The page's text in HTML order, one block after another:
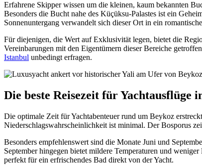
Erfahrene Skipper wissen um die kleinen, kaum bekannten
Besonders die Bucht nahe des Küçüksu-Palastes ist ein
Sonnenuntergang verwandelt sich dieser Ort in ein
Für diejenigen, die Wert auf Exklusivität legen, bietet die
Vereinbarungen mit den Eigentümern dieser Bereiche
Istanbul unbedingt erfragen.
Die beste Reisezeit für Yachtausflüge
Die optimale Zeit für Yachtabenteuer rund um Beykoz
Niederschlagswahrscheinlichkeit ist minimal. Der Bosporus
Besonders empfehlenswert sind die Monate Juni und
September hingegen bietet mildere Temperaturen und
perfekt für ein erfrischendes Bad direkt von der Yacht.